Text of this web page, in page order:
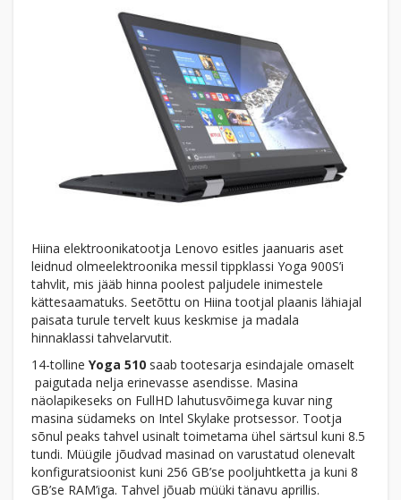
Hiina elektroonikatootja Lenovo esitles jaanuaris aset
leidnud olmeelektroonika messil tippklassi Yoga 900S’i
tahvlit, mis jääb hinna poolest paljudele inimestele
kättesaamatuks. Seetõttu on Hiina tootjal plaanis lähiajal
paisata turule tervelt kuus keskmise ja madala
hinnaklassi tahvelarvutit.
14-tolline Yoga 510 saab tootesarja esindajale omaselt
paigutada nelja erinevasse asendisse. Masina
näolapikeseks on FullHD lahutusvõimega kuvar ning
masina südameks on Intel Skylake protsessor. Tootja
sõnul peaks tahvel usinalt toimetama ühel särtsul kuni 8.5
tundi. Müügile jõudvad masinad on varustatud olenevalt
konfiguratsioonist kuni 256 GB’se pooljuhtketta ja kuni 8
GB’se RAM’iga. Tahvel jõuab müüki tänavu aprillis.